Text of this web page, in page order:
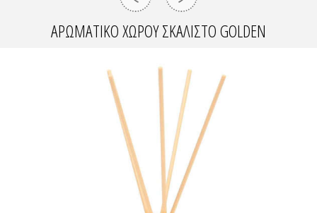
ΑΡΩΜΑΤΙΚΌ ΧΏΡΟΥ ΣΚΑΛΙΣΤΌ GOLDEN